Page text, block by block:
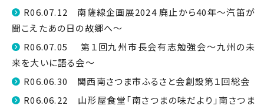
R06.07.12 南薩線企画展2024 廃止から40年～汽笛が
聞こえたあの日の故郷へ～
R06.07.05 第１回九州市長会有志勉強会～九州の未
来を大いに語る会～
R06.06.30 関西南さつま市ふるさと会創設第１回総会
R06.06.22 山形屋食堂「南さつまの味だより」南さつま